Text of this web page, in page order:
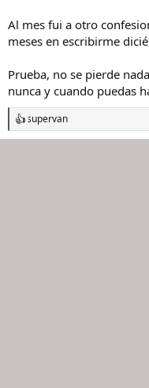
Al mes fui a otro
meses en escribirme
Prueba, no se pierde
nunca y cuando puedas
R
e
supervan